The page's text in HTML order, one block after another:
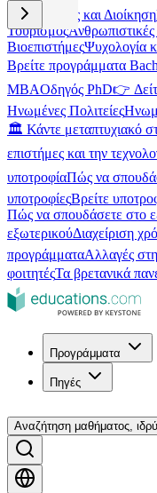
Επιχειρήσεις και Διοίκηση
Τουρισμός
ΒιοεπιστήμεςΨυχολογία
Βρείτε προγράμματα
MBAΟδηγός PhD👉
Ηνωμένες Πολιτείες
🏛️ Κάντε μεταπτυχιακό
επιστήμες και την
υποτροφίαΠώς να
υποτροφίεςΒρείτε
Πώς να σπουδάσετε στο
εξωτερικούΔιαχείριση
προγράμματαΑλλαγές
φοιτητέςΤα βρετανικά
Προγράμματα
Πηγές
Αναζήτηση μαθήματος,